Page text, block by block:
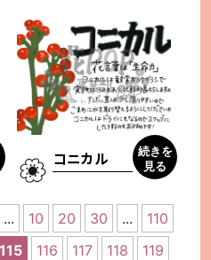
コニカル
続きを
見る
... 10 20 30 ...
110
115 116 117 118
119